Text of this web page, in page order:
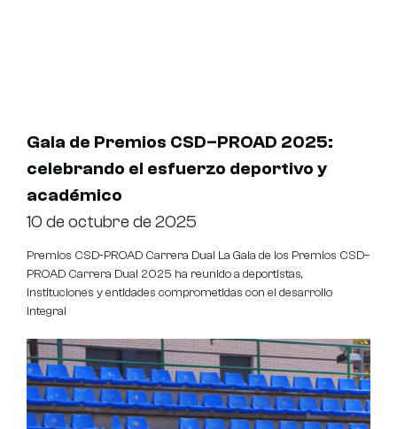
Gala de Premios CSD–PROAD 2025:
celebrando el esfuerzo deportivo y
académico
10 de octubre de 2025
Premios CSD-PROAD Carrera Dual La Gala de los Premios CSD–
PROAD Carrera Dual 2025 ha reunido a deportistas,
instituciones y entidades comprometidas con el desarrollo
integral